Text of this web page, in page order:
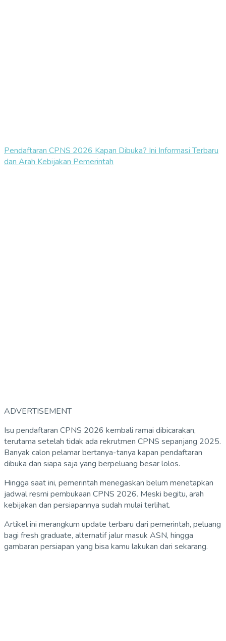
Pendaftaran CPNS 2026 Kapan Dibuka? Ini Informasi Terbaru
dan Arah Kebijakan Pemerintah
ADVERTISEMENT
Isu pendaftaran CPNS 2026 kembali ramai dibicarakan,
terutama setelah tidak ada rekrutmen CPNS sepanjang 2025.
Banyak calon pelamar bertanya-tanya kapan pendaftaran
dibuka dan siapa saja yang berpeluang besar lolos.
Hingga saat ini, pemerintah menegaskan belum menetapkan
jadwal resmi pembukaan CPNS 2026. Meski begitu, arah
kebijakan dan persiapannya sudah mulai terlihat.
Artikel ini merangkum update terbaru dari pemerintah, peluang
bagi fresh graduate, alternatif jalur masuk ASN, hingga
gambaran persiapan yang bisa kamu lakukan dari sekarang.